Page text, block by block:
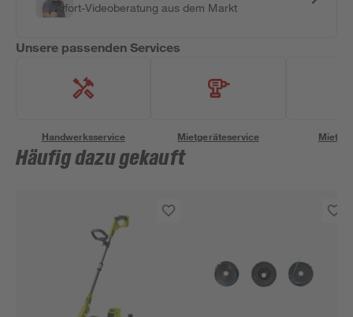
Sofort-Videoberatung aus dem Markt
Unsere passenden Services
Handwerksservice Mietgeräteservice
Häufig dazu gekauft